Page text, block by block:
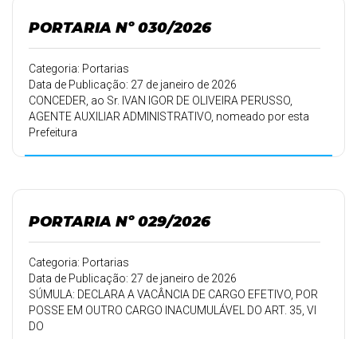
PORTARIA Nº 030/2026
Categoria: Portarias
Data de Publicação: 27 de janeiro de 2026
CONCEDER, ao Sr. IVAN IGOR DE OLIVEIRA PERUSSO,
AGENTE AUXILIAR ADMINISTRATIVO, nomeado por esta
Prefeitura
PORTARIA Nº 029/2026
Categoria: Portarias
Data de Publicação: 27 de janeiro de 2026
SÚMULA: DECLARA A VACÂNCIA DE CARGO EFETIVO, POR
POSSE EM OUTRO CARGO INACUMULÁVEL DO ART. 35, VI
DO